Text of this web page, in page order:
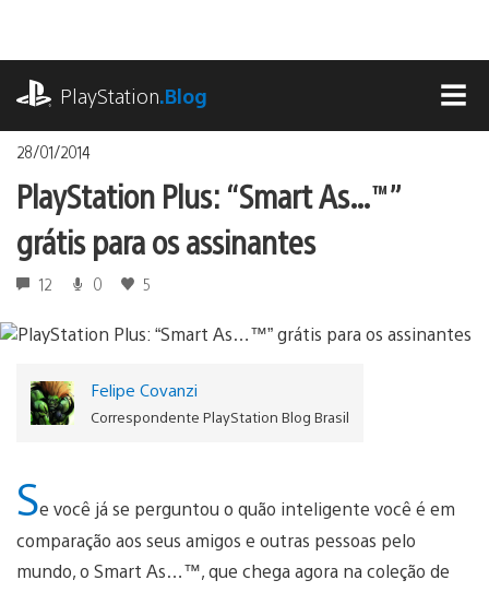
o
conteúdoPlayStation.Blog
28/01/2014
PlayStation Plus: “Smart As…™”
grátis para os assinantes
12 0 5
Felipe Covanzi
Correspondente PlayStation Blog Brasil
Se você já se perguntou o quão inteligente você é em
comparação aos seus amigos e outras pessoas pelo
mundo, o Smart As…™, que chega agora na coleção de